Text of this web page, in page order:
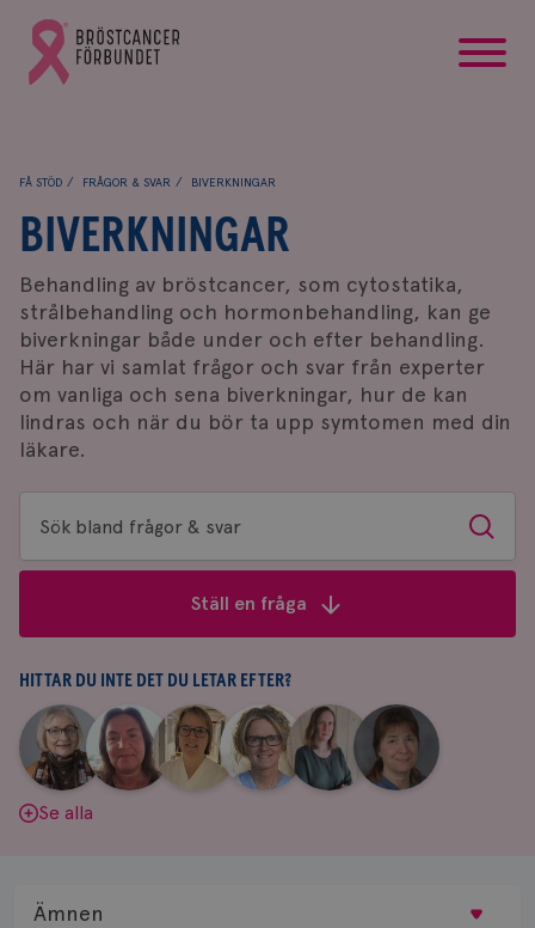
Gå
till
Bröstcancerförbundets
FÅ STÖD FRÅGOR & SVAR BIVERKNINGAR
BIVERKNINGAR
Behandling av bröstcancer, som cytostatika,
strålbehandling och hormonbehandling, kan ge
biverkningar både under och efter behandling.
Här har vi samlat frågor och svar från experter
om vanliga och sena biverkningar, hur de kan
lindras och när du bör ta upp symtomen med din
läkare.
Sök
bland
&
svar
Sök
Ställ en fråga
HITTAR DU INTE DET DU LETAR EFTER?
Aina
Johnsson
|
Anne
Andersson
Fredrika
Killander
|
Jeanette
Bäcklund
|
Maria
Edegran
|
Yvette
Andersson
Se alla
Ämnen